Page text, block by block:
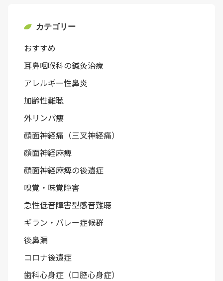
カテゴリー
おすすめ
耳鼻咽喉科の鍼灸治療
アレルギー性鼻炎
加齢性難聴
外リンパ瘻
顔面神経痛（三叉神経痛）
顔面神経麻痺
顔面神経麻痺の後遺症
嗅覚・味覚障害
急性低音障害型感音難聴
ギラン・バレー症候群
後鼻漏
コロナ後遺症
歯科心身症（口腔心身症）